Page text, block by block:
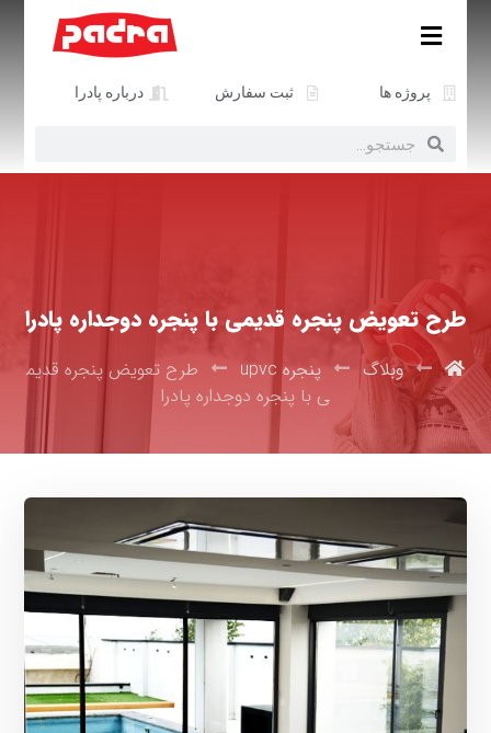
پروژه ها ثبت سفارش درباره پادرا
طرح تعویض پنجره قدیمی با پنجره دوجداره پادرا
وبلاگ پنجره upvc
طرح تعویض پنجره قدیم
ی با پنجره دوجداره پادرا